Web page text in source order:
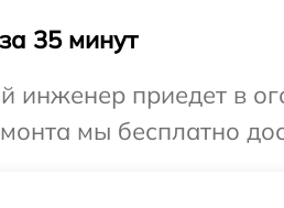
35 минут
приедет в
мы бесплатно